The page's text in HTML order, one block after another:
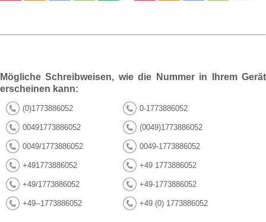
Mögliche Schreibweisen, wie die Nummer in Ihrem Gerät
erscheinen kann:
(0)1773886052 0-1773886052
00491773886052 (0049)1773886052
0049/1773886052 0049-1773886052
+491773886052 +49 1773886052
+49/1773886052 +49-1773886052
+49--1773886052 +49 (0) 1773886052